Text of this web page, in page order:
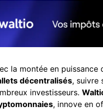
la montée en puissance
décentralisés, suivre
investisseurs.
, innove en